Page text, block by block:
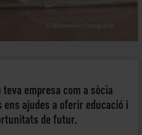
© Monteserín Fotografía
empresa com a sòcia
ens ajudes a oferir educació i
de futur.